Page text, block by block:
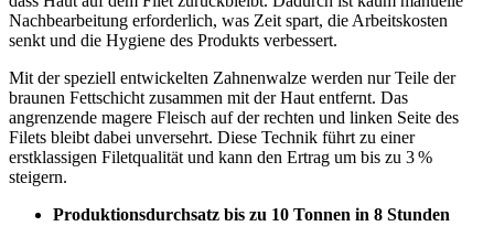
Nachbearbeitung erforderlich, was Zeit spart, die Arbeitskosten
senkt und die Hygiene des Produkts verbessert.
Mit der speziell entwickelten Zahnenwalze werden nur Teile der
braunen Fettschicht zusammen mit der Haut entfernt. Das
angrenzende magere Fleisch auf der rechten und linken Seite des
Filets bleibt dabei unversehrt. Diese Technik führt zu einer
erstklassigen Filetqualität und kann den Ertrag um bis zu 3 %
steigern.
Produktionsdurchsatz bis zu 10 Tonnen in 8 Stunden